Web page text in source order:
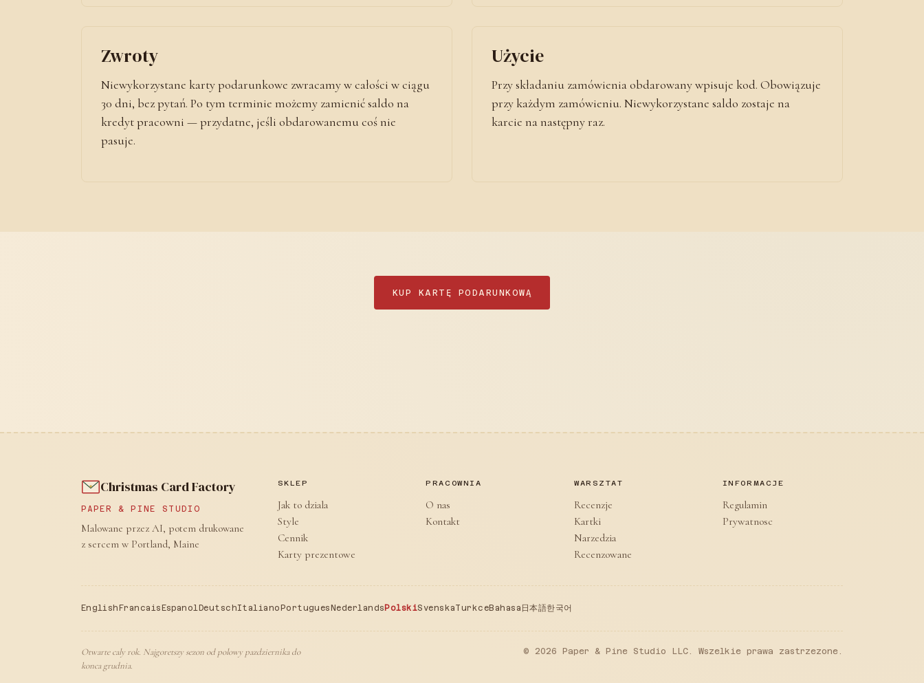
Zwroty
Niewykorzystane karty podarunkowe zwracamy w całości w ciągu
30 dni, bez pytań. Po tym terminie możemy zamienić saldo na
kredyt pracowni — przydatne, jeśli obdarowanemu coś nie
pasuje.
Użycie
Przy składaniu zamówienia obdarowany wpisuje kod. Obowiązuje
przy każdym zamówieniu. Niewykorzystane saldo zostaje na
karcie na następny raz.
KUP KARTĘ PODARUNKOWĄ
Christmas Card Factory
PAPER & PINE STUDIO
Malowane przez AI, potem drukowane
z sercem w Portland, Maine
SKLEP
Jak to dziala
Style
Cennik
Karty prezentowe
PRACOWNIA
O nas
Kontakt
WARSZTAT
Recenzje
Kartki
Narzedzia
Recenzowane
INFORMACJE
Regulamin
Prywatnosc
English Francais Espanol DeutschItaliano Portugues Nederlands PolskiSvenskaTurkceBahasa 日本語한국어
Otwarte caly rok. Najgoretszy sezon od polowy pazdziernika do
konca grudnia.
© 2026 Paper & Pine Studio LLC. Wszelkie prawa zastrzezone.